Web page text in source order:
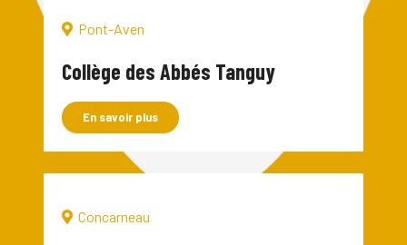
Pont-Aven
Collège des Abbés Tanguy
En savoir plus
.
Concarneau